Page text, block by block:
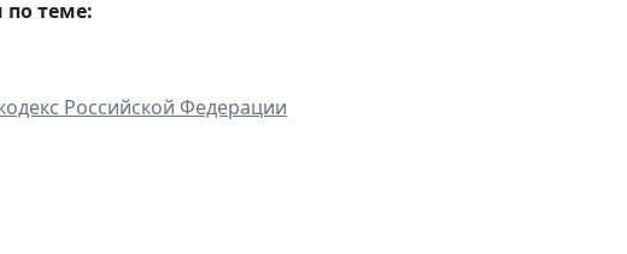
теме:
Российской Федерации